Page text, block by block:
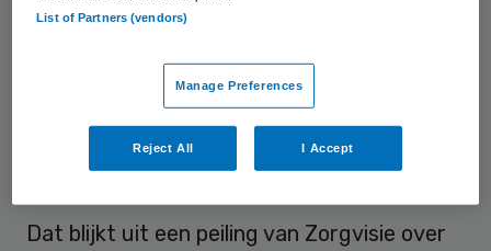
De lagere productie kost Antonius dit jaar 1
inhuur van extra zzp’ers heeft eenzelfde
financiële impact. Met de hogere uitgaven
voor onder andere energie belandt Antonius
dit jaar in de verliezen.
Dat blijkt uit een peiling van Zorgvisie over
List of Partners (vendors)
Manage Preferences
Reject All I Accept